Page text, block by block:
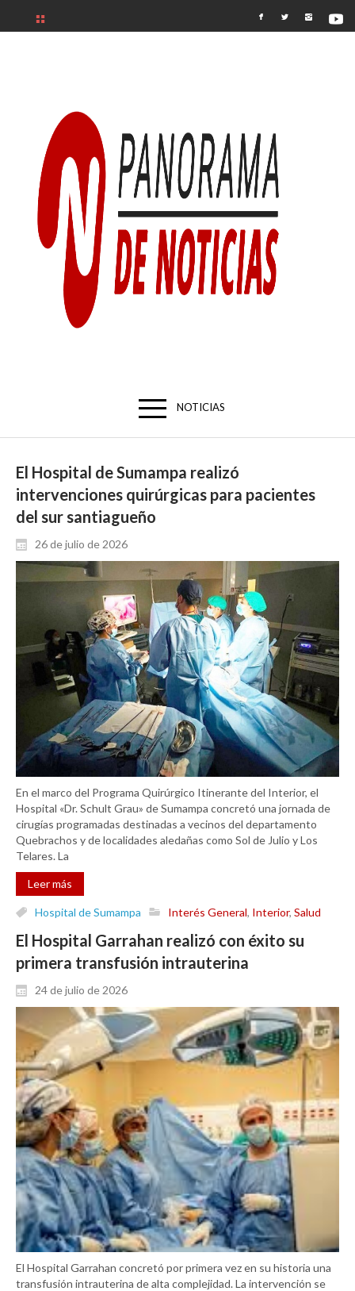
NOTICIAS
El Hospital de Sumampa realizó
intervenciones quirúrgicas para pacientes
del sur santiagueño
26 de julio de 2026
En el marco del Programa Quirúrgico Itinerante del Interior, el
Hospital «Dr. Schult Grau» de Sumampa concretó una jornada de
cirugías programadas destinadas a vecinos del departamento
Quebrachos y de localidades aledañas como Sol de Julio y Los
Telares. La
Leer más
Hospital de Sumampa Interés General, Interior, Salud
El Hospital Garrahan realizó con éxito su
primera transfusión intrauterina
24 de julio de 2026
El Hospital Garrahan concretó por primera vez en su historia una
transfusión intrauterina de alta complejidad. La intervención se